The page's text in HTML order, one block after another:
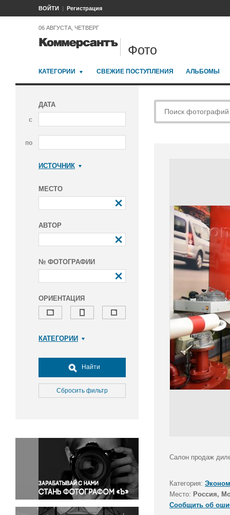
ВОЙТИ Регистрация
06 АВГУСТА, ЧЕТВЕРГ
Фото
КАТЕГОРИИ СВЕЖИЕ ПОСТУПЛЕНИЯ АЛЬБОМЫ
ДАТА
с
по
ИСТОЧНИК
МЕСТО
АВТОР
№ ФОТОГРАФИИ
ОРИЕНТАЦИЯ
КАТЕГОРИИ
Досуг, туризм и отдых
Культура
Медицина
Окружающая среда
Политика
Правосудие
Происшествия и конфликты
Религия
Светская жизнь
Найти
Сбросить фильтр
Салон продаж
Категория:
Место: Россия,
Сообщить об